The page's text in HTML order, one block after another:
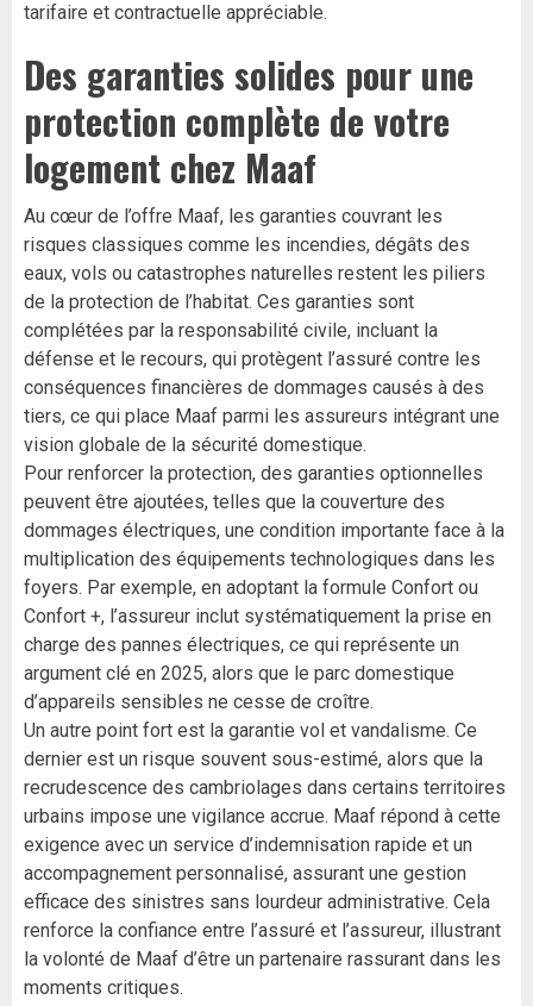
tarifaire et contractuelle appréciable.
Des garanties solides pour une
protection complète de votre
logement chez Maaf
Au cœur de l’offre Maaf, les garanties couvrant les
risques classiques comme les incendies, dégâts des
eaux, vols ou catastrophes naturelles restent les piliers
de la protection de l’habitat. Ces garanties sont
complétées par la responsabilité civile, incluant la
défense et le recours, qui protègent l’assuré contre les
conséquences financières de dommages causés à des
tiers, ce qui place Maaf parmi les assureurs intégrant une
vision globale de la sécurité domestique.
Pour renforcer la protection, des garanties optionnelles
peuvent être ajoutées, telles que la couverture des
dommages électriques, une condition importante face à la
multiplication des équipements technologiques dans les
foyers. Par exemple, en adoptant la formule Confort ou
Confort +, l’assureur inclut systématiquement la prise en
charge des pannes électriques, ce qui représente un
argument clé en 2025, alors que le parc domestique
d’appareils sensibles ne cesse de croître.
Un autre point fort est la garantie vol et vandalisme. Ce
dernier est un risque souvent sous-estimé, alors que la
recrudescence des cambriolages dans certains territoires
urbains impose une vigilance accrue. Maaf répond à cette
exigence avec un service d’indemnisation rapide et un
accompagnement personnalisé, assurant une gestion
efficace des sinistres sans lourdeur administrative. Cela
renforce la confiance entre l’assuré et l’assureur, illustrant
la volonté de Maaf d’être un partenaire rassurant dans les
moments critiques.